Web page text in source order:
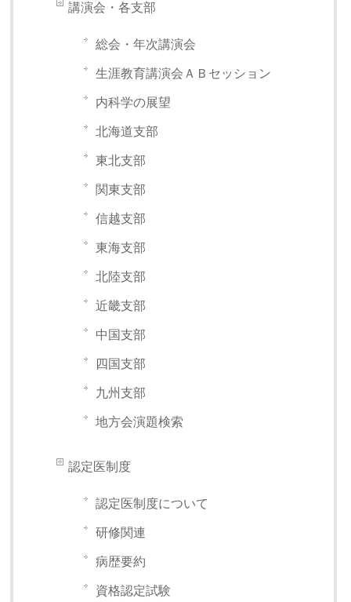
講演会・各支部
総会・年次講演会
生涯教育講演会ＡＢセッション
内科学の展望
北海道支部
東北支部
関東支部
信越支部
東海支部
北陸支部
近畿支部
中国支部
四国支部
九州支部
地方会演題検索
認定医制度
認定医制度について
研修関連
病歴要約
資格認定試験